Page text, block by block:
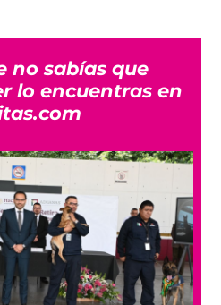
no sabías que
lo encuentras en